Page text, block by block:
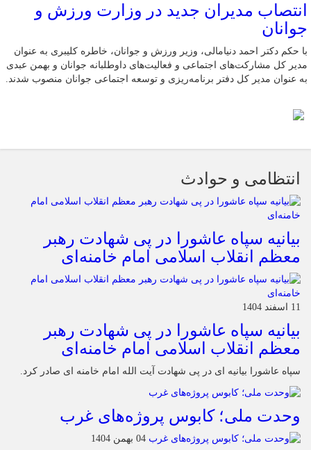
انتصاب مدیران جدید در وزارت ورزش و
جوانان
با حکم دکتر احمد دنیامالی، وزیر ورزش و جوانان، خاطره کلیبری به عنوان
مدیر کل مشارکت‌های اجتماعی و فعالیت‌های داوطلبانه جوانان و بهمن عبدی
به عنوان مدیر کل دفتر برنامه‌ریزی و توسعه اجتماعی جوانان منصوب شدند.
انتظامی و حوادث
بیانیه سپاه عاشورا در پی شهادت رهبر
معظم انقلاب اسلامی امام خامنه‌ای
11 اسفند 1404
بیانیه سپاه عاشورا در پی شهادت رهبر
معظم انقلاب اسلامی امام خامنه‌ای
سپاه عاشورا بیانیه ای در پی شهادت آیت الله امام خامنه ای صادر کرد.
وحدت ملی؛ کابوس پروژه‌های غرب
04 بهمن 1404